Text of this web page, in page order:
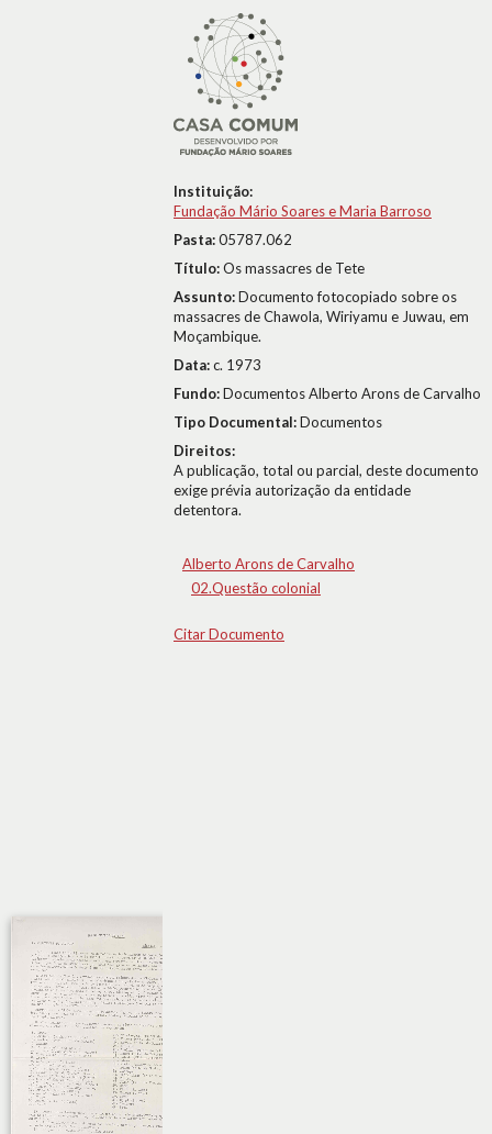
Instituição:
Fundação Mário Soares e Maria Barroso
Pasta:05787.062
Título:Os massacres de Tete
Assunto:Documento fotocopiado sobre os
massacres de Chawola, Wiriyamu e Juwau, em
Moçambique.
Data:c. 1973
Fundo:Documentos Alberto Arons de Carvalho
Tipo Documental:Documentos
Direitos:
A publicação, total ou parcial, deste documento
exige prévia autorização da entidade
detentora.
Alberto Arons de Carvalho
02.Questão colonial
Citar Documento